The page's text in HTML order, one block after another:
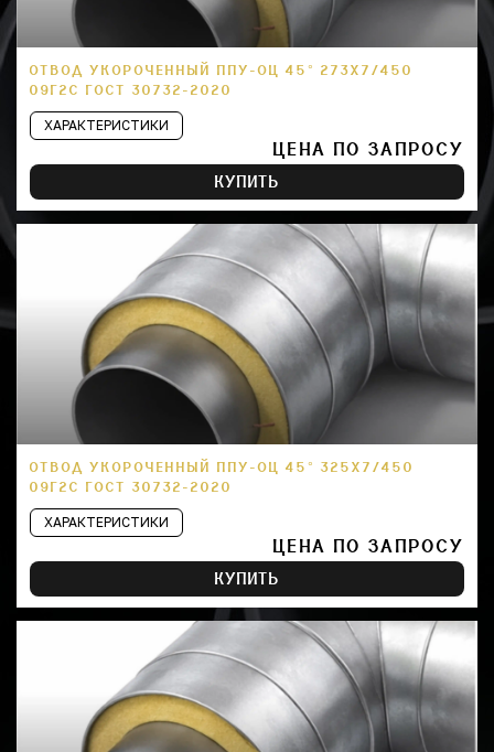
ОТВОД УКОРОЧЕННЫЙ ППУ-ОЦ 45° 273Х7/450
09Г2С ГОСТ 30732-2020
ХАРАКТЕРИСТИКИ
ЦЕНА ПО ЗАПРОСУ
КУПИТЬ
ОТВОД УКОРОЧЕННЫЙ ППУ-ОЦ 45° 325Х7/450
09Г2С ГОСТ 30732-2020
ХАРАКТЕРИСТИКИ
ЦЕНА ПО ЗАПРОСУ
КУПИТЬ